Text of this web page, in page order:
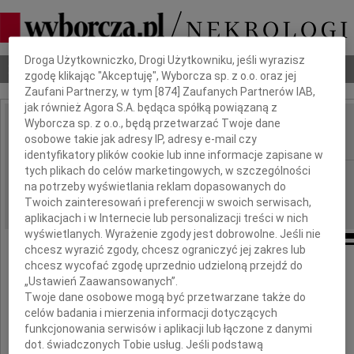
Nekrologi Odeszli Poradnik pogrzebowy
IMIĘ I NAZWISKO: Bogdan Lebedowicz
REGION: Lublin
DATA EMISJI: 16.12.2014
Dbamy o Twoją prywatność
Droga Użytkowniczko, Drogi Użytkowniku, jeśli wyrazisz
zgodę klikając "Akceptuję", Wyborcza sp. z o.o. oraz jej
Zaufani Partnerzy, w tym [874 ] Zaufanych Partnerów IAB,
jak również Agora S.A. będąca spółką powiązaną z
Wyborcza sp. z o.o., będą przetwarzać Twoje dane
osobowe takie jak adresy IP, adresy e-mail czy
identyfikatory plików cookie lub inne informacje zapisane w
tych plikach do celów marketingowych, w szczególności
na potrzeby wyświetlania reklam dopasowanych do
Twoich zainteresowań i preferencji w swoich serwisach,
aplikacjach i w Internecie lub personalizacji treści w nich
wyświetlanych. Wyrażenie zgody jest dobrowolne. Jeśli nie
chcesz wyrazić zgody, chcesz ograniczyć jej zakres lub
chcesz wycofać zgodę uprzednio udzieloną przejdź do
„Ustawień Zaawansowanych”.
Twoje dane osobowe mogą być przetwarzane także do
celów badania i mierzenia informacji dotyczących
funkcjonowania serwisów i aplikacji lub łączone z danymi
dot. świadczonych Tobie usług. Jeśli podstawą